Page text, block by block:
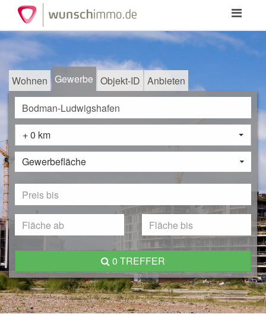
Toggle
Wohnen Gewerbe Objekt-ID Anbieten
+ 0 km
Gewerbefläche
0 TREFFER